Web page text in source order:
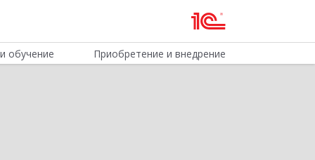
обучение Приобретение и внедрение